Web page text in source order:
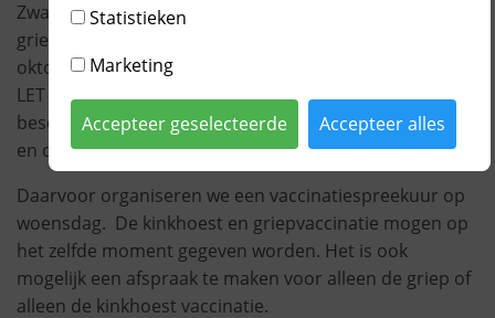
Zwangeren zonder medische indicatie mogen de
griepvaccinatie halen bij de JGZ als ze tussen 15
oktober en 1 maart, 22 weken of langer zwanger zijn.
LET OP, de maternale griepvaccinatie is echt alleen
beschikbaar tussen 15 oktober en 1 maart, daarvoor
en daarna kunnen wij deze vaccinatie niet toedienen!
Daarvoor organiseren we een vaccinatiespreekuur op
woensdag. De kinkhoest en griepvaccinatie mogen op
het zelfde moment gegeven worden. Het is ook
mogelijk een afspraak te maken voor alleen de griep of
alleen de kinkhoest vaccinatie.
Statistieken
Marketing
Accepteer geselecteerde Accepteer alles